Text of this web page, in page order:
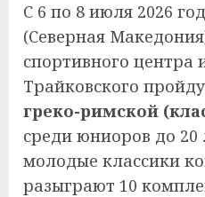
С 6 по 8 июля 2026
(Северная
спортивного центра
Трайковского
греко-римской
среди юниоров до
молодые классики
разыграют 10